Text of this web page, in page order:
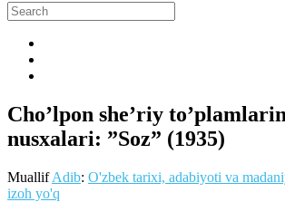
Cho’lpon she’riy
nusxalari: ”Soz” (1935)
MuallifAdib: O'zbek tarixi, adabiyoti va
izoh yo'q